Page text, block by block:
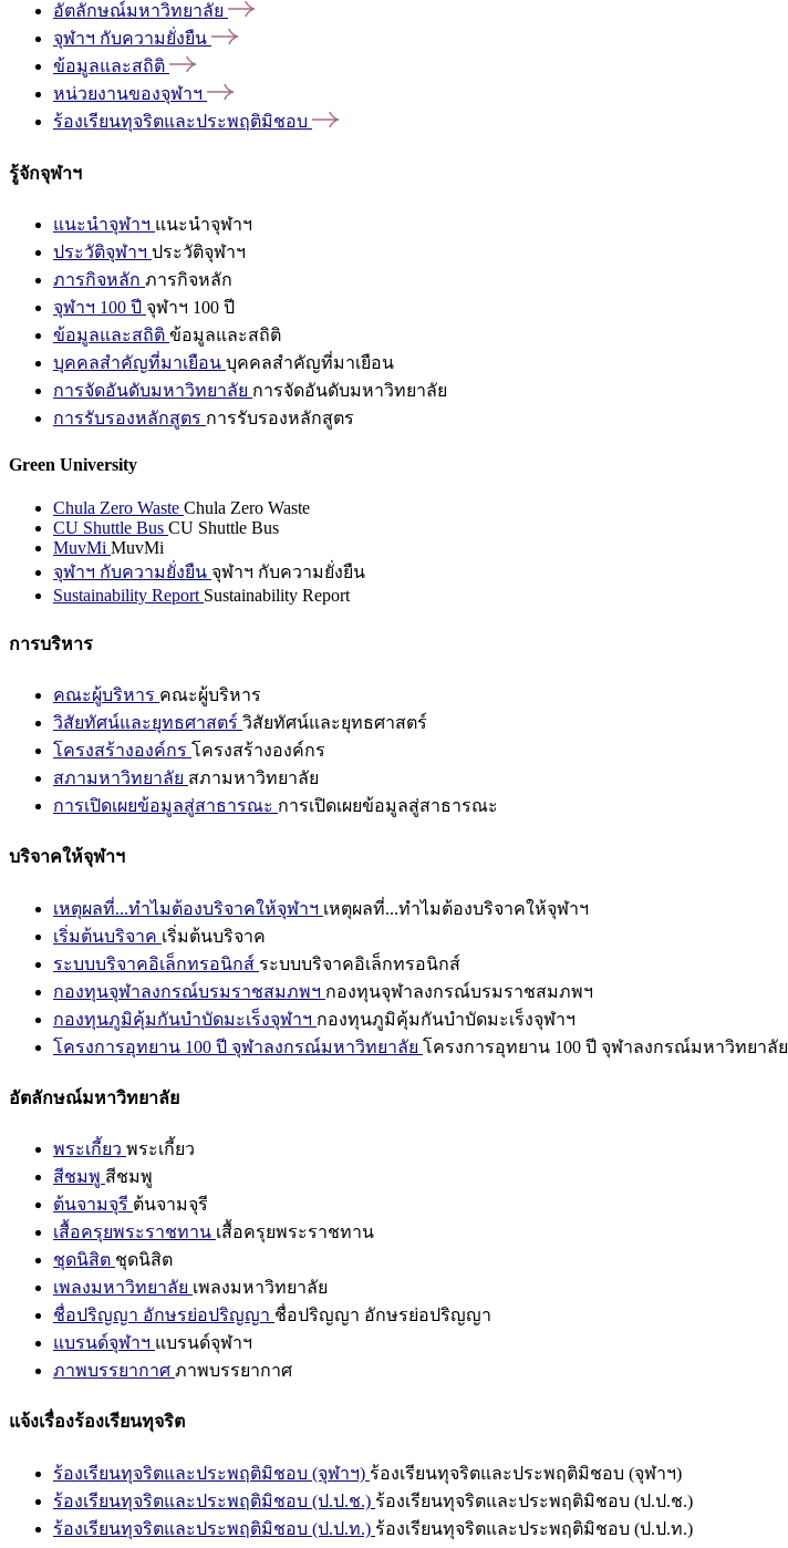
อัตลักษณ์มหาวิทยาลัย
จุฬาฯ กับความยั่งยืน
ข้อมูลและสถิติ
หน่วยงานของจุฬาฯ
ร้องเรียนทุจริตและประพฤติมิชอบ
รู้จักจุฬาฯ
แนะนำจุฬาฯ แนะนำจุฬาฯ
ประวัติจุฬาฯ ประวัติจุฬาฯ
ภารกิจหลัก ภารกิจหลัก
จุฬาฯ 100 ปี จุฬาฯ 100 ปี
ข้อมูลและสถิติ ข้อมูลและสถิติ
บุคคลสำคัญที่มาเยือน บุคคลสำคัญที่มาเยือน
การจัดอันดับมหาวิทยาลัย การจัดอันดับมหาวิทยาลัย
การรับรองหลักสูตร การรับรองหลักสูตร
Green University
Chula Zero Waste Chula Zero Waste
CU Shuttle Bus CU Shuttle Bus
MuvMi MuvMi
จุฬาฯ กับความยั่งยืน จุฬาฯ กับความยั่งยืน
Sustainability Report Sustainability Report
การบริหาร
คณะผู้บริหาร คณะผู้บริหาร
วิสัยทัศน์และยุทธศาสตร์ วิสัยทัศน์และยุทธศาสตร์
โครงสร้างองค์กร โครงสร้างองค์กร
สภามหาวิทยาลัย สภามหาวิทยาลัย
การเปิดเผยข้อมูลสู่สาธารณะ การเปิดเผยข้อมูลสู่สาธารณะ
บริจาคให้จุฬาฯ
เหตุผลที่...ทำไมต้องบริจาคให้จุฬาฯ เหตุผลที่...ทำไมต้องบริจาคให้จุฬาฯ
เริ่มต้นบริจาค เริ่มต้นบริจาค
ระบบบริจาคอิเล็กทรอนิกส์ ระบบบริจาคอิเล็กทรอนิกส์
กองทุนจุฬาลงกรณ์บรมราชสมภพฯ กองทุนจุฬาลงกรณ์บรมราชสมภพฯ
กองทุนภูมิคุ้มกันบำบัดมะเร็งจุฬาฯ กองทุนภูมิคุ้มกันบำบัดมะเร็งจุฬาฯ
โครงการอุทยาน 100 ปี จุฬาลงกรณ์มหาวิทยาลัย โครงการอุทยาน 100 ปี จุฬาลงกรณ์มหาวิทยาลัย
อัตลักษณ์มหาวิทยาลัย
พระเกี้ยว พระเกี้ยว
สีชมพู สีชมพู
ต้นจามจุรี ต้นจามจุรี
เสื้อครุยพระราชทาน เสื้อครุยพระราชทาน
ชุดนิสิต ชุดนิสิต
เพลงมหาวิทยาลัย เพลงมหาวิทยาลัย
ชื่อปริญญา อักษรย่อปริญญา ชื่อปริญญา อักษรย่อปริญญา
แบรนด์จุฬาฯ แบรนด์จุฬาฯ
ภาพบรรยากาศ ภาพบรรยากาศ
แจ้งเรื่องร้องเรียนทุจริต
ร้องเรียนทุจริตและประพฤติมิชอบ (จุฬาฯ) ร้องเรียนทุจริตและประพฤติมิชอบ (จุฬาฯ)
ร้องเรียนทุจริตและประพฤติมิชอบ (ป.ป.ช.) ร้องเรียนทุจริตและประพฤติมิชอบ (ป.ป.ช.)
ร้องเรียนทุจริตและประพฤติมิชอบ (ป.ป.ท.) ร้องเรียนทุจริตและประพฤติมิชอบ (ป.ป.ท.)